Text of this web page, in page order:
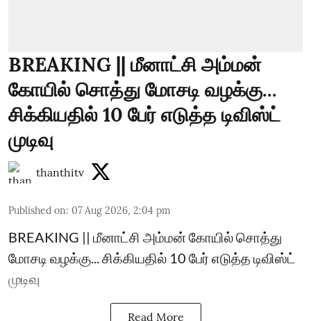
BREAKING || மீனாட்சி அம்மன்
கோயில் சொத்து மோசடி வழக்கு...
சிக்கியதில் 10 பேர் எடுத்த டிவிஸ்ட்
முடிவு
thanthitv
Published on: 07 Aug 2026, 2:04 pm
BREAKING || மீனாட்சி அம்மன் கோயில் சொத்து
மோசடி வழக்கு... சிக்கியதில் 10 பேர் எடுத்த டிவிஸ்ட்
முடிவு
Read More